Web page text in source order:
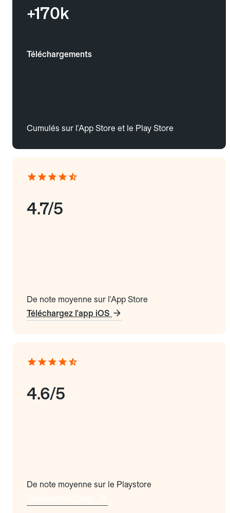
+170k
Téléchargements
Cumulés sur l'App Store et le Play Store
4.7/5
De note moyenne sur l'App Store
Téléchargez l'app iOS
4.6/5
De note moyenne sur le Playstore